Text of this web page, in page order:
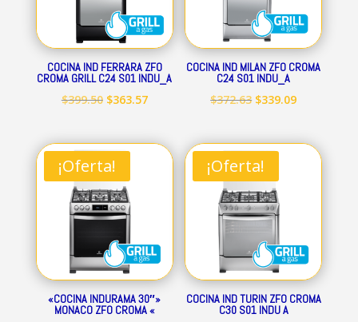
COCINA IND FERRARA ZFO
CROMA GRILL C24 S01 INDU_A
$399.50 El
original
era:
$399.50.
$363.57El
actual
COCINA IND MILAN ZFO CROMA
C24 S01 INDU_A
$372.63 El
original
era:
$372.63.
$339.09El
actual
¡Oferta!
«COCINA INDURAMA 30″»
MONACO ZFO CROMA «
¡Oferta!
COCINA IND TURIN ZFO CROMA
C30 S01 INDU A